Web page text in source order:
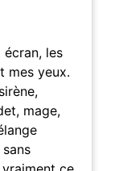
les
mes yeux.
mage,